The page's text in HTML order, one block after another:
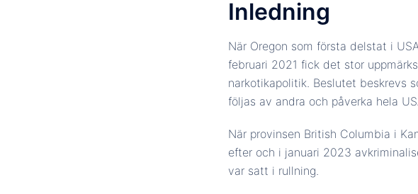
Inledning
När Oregon som första delstat i
februari 2021 fick det stor
narkotikapolitik. Beslutet beskrevs
följas av andra och påverka hela
När provinsen British Columbia i
efter och i januari 2023
var satt i rullning.